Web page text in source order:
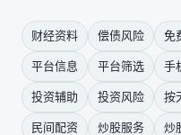
财经资料 偿债风险 免
平台信息 平台筛选 手
投资辅助 投资风险 按
民间配资 炒股服务 炒